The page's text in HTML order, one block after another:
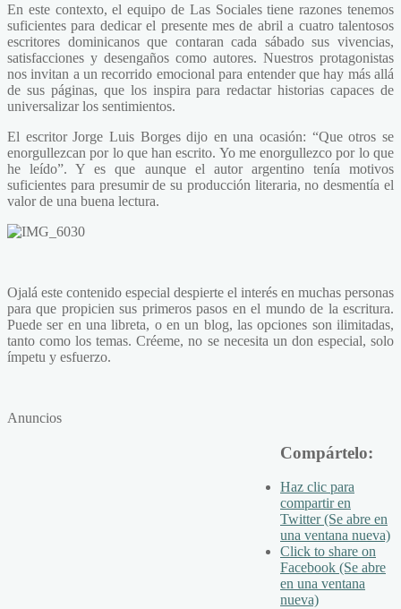
En este contexto, el equipo de Las Sociales tiene razones tenemos
suficientes para dedicar el presente mes de abril a cuatro talentosos
escritores dominicanos que contaran cada sábado sus vivencias,
satisfacciones y desengaños como autores. Nuestros protagonistas
nos invitan a un recorrido emocional para entender que hay más allá
de sus páginas, que los inspira para redactar historias capaces de
universalizar los sentimientos.
El escritor Jorge Luis Borges dijo en una ocasión: “Que otros se
enorgullezcan por lo que han escrito. Yo me enorgullezco por lo que
he leído”. Y es que aunque el autor argentino tenía motivos
suficientes para presumir de su producción literaria, no desmentía el
valor de una buena lectura.
Ojalá este contenido especial despierte el interés en muchas personas
para que propicien sus primeros pasos en el mundo de la escritura.
Puede ser en una libreta, o en un blog, las opciones son ilimitadas,
tanto como los temas. Créeme, no se necesita un don especial, solo
ímpetu y esfuerzo.
Anuncios
Compártelo:
Haz clic para
compartir en
Twitter (Se abre en
una ventana nueva)
Click to share on
Facebook (Se abre
en una ventana
nueva)